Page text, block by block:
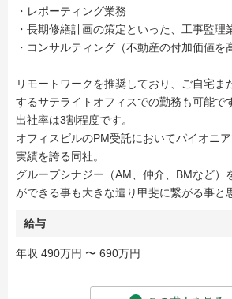
・レポーティング業務
・長期修繕計画の策定といった、工事監理
・コンサルティング（不動産の付加価値を
リモートワークを推奨しており、ご自宅ま
するサテライトオフィスでの勤務も可能で
出社率は3割程度です。
オフィスビルのPM受託においてパイオニ
実績を誇る同社。
グループシナジー（AM、仲介、BMなど）
ができる事も大きな遣り甲斐に繋がる事と
給与
年収 490万円 〜 690万円